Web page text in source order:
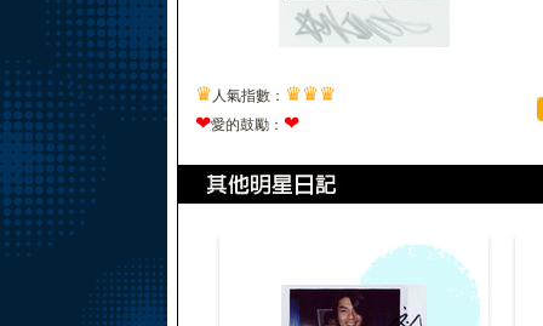
♛ 人氣指數： ♛♛♛
❤愛的鼓勵： ❤